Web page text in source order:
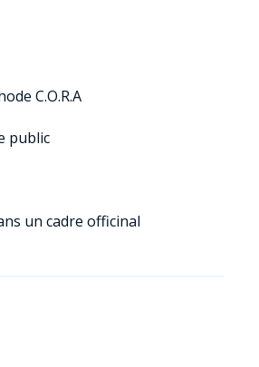
C.O.R.A
public
un cadre officinal